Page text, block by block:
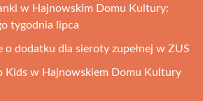
w Hajnowskim Domu Kultury:
tygodnia lipca
o dodatku dla sieroty zupełnej w ZUS
Kids w Hajnowskiem Domu Kultury